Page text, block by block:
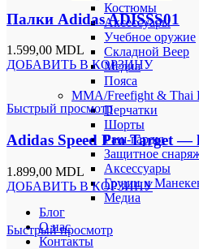
Костюмы
Аксессуары
Учебное оружие
Складной Веер
Медиа
Пояса
MMA/Freefight & Thai
Перчатки
Шорты
Раш-гарды
Защитное
Аксессуары
Груши и
Медиа
Блог
О нас
Контакты
Палки Adidas ADISSS01
1.599,00 MDL
ДОБАВИТЬ В КОРЗИНУ
Быстрый просмотр
Adidas Speed Pro Target
1.899,00 MDL
ДОБАВИТЬ В КОРЗИНУ
Быстрый просмотр